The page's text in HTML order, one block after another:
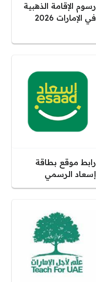
رسوم الإقامة الذهبية
في الإمارات 2026
رابط موقع بطاقة
إسعاد الرسمي